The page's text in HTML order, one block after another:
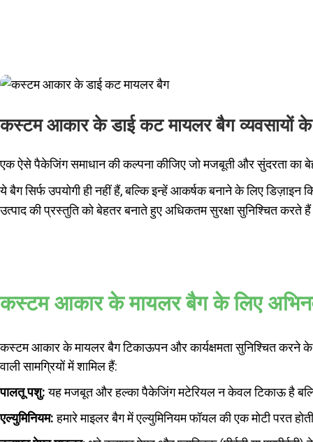
कस्टम आकार के डाई कट मायलर बैग व्यवसायों के
एक ऐसे पैकेजिंग समाधान की कल्पना कीजिए जो मजबूती और सुंदरता
ये बैग सिर्फ उपयोगी ही नहीं हैं, बल्कि इन्हें आकर्षक बनाने के लिए
उत्पाद की प्रस्तुति को बेहतर बनाते हुए अधिकतम सुरक्षा सुनिश्चित करते
कस्टम आकार के मायलर बैग के लिए
कस्टम आकार के मायलर बैग टिकाऊपन और कार्यक्षमता सुनिश्चित करने के
वाली सामग्रियों में शामिल हैं:
पालतू पशु:यह मजबूत और हल्का पैकेजिंग मटेरियल न केवल टिकाऊ है
एल्युमिनियम:हमारे माइलर बैग में एल्युमिनियम फॉयल की एक मोटी परत